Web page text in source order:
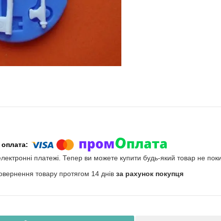
платежі. Тепер ви можете купити будь-який товар не
товару протягом 14 днів за рахунок покупця